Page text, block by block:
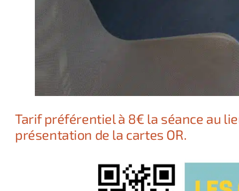
Tarif préférentiel à 8€ la séance au
présentation de la cartes OR.